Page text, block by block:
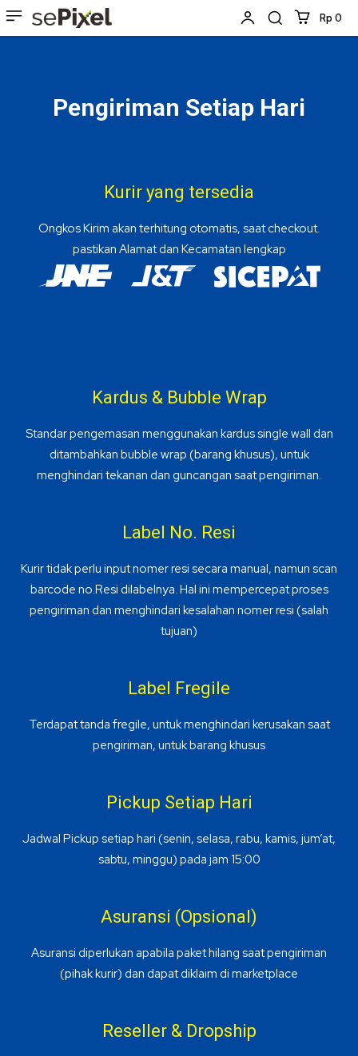
Rp 0
Pengiriman Setiap Hari
Kurir yang tersedia
Ongkos Kirim akan terhitung otomatis, saat checkout.
pastikan Alamat dan Kecamatan lengkap
Kardus & Bubble Wrap
Standar pengemasan menggunakan kardus single wall dan
ditambahkan bubble wrap (barang khusus), untuk
menghindari tekanan dan guncangan saat pengiriman.
Label No. Resi
Kurir tidak perlu input nomer resi secara manual, namun scan
barcode no.Resi dilabelnya. Hal ini mempercepat proses
pengiriman dan menghindari kesalahan nomer resi (salah
tujuan)
Label Fregile
Terdapat tanda fregile, untuk menghindari kerusakan saat
pengiriman, untuk barang khusus
Pickup Setiap Hari
Jadwal Pickup setiap hari (senin, selasa, rabu, kamis, jum’at,
sabtu, minggu) pada jam 15:00
Asuransi (Opsional)
Asuransi diperlukan apabila paket hilang saat pengiriman
(pihak kurir) dan dapat diklaim di marketplace
Reseller & Dropship